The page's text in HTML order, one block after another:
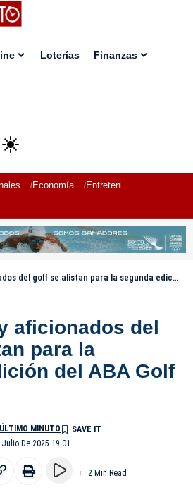
Loterías Finanzas
Economía Entretenimiento
golf se alistan para la segunda edición del ABA Golf Cup
aficionados del
para la
del ABA Golf
De 2025 19:01
MINUTO
2 Min Read